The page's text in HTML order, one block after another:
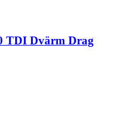
TDI Dvärm Drag